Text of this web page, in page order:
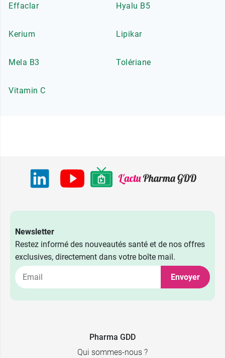
Effaclar Hyalu B5
Kerium Lipikar
Mela B3 Tolériane
Vitamin C
Newsletter
Restez informé des nouveautés santé et de nos offres
exclusives, directement dans votre boîte mail.
Envoyer
Pharma GDD
Qui sommes-nous ?